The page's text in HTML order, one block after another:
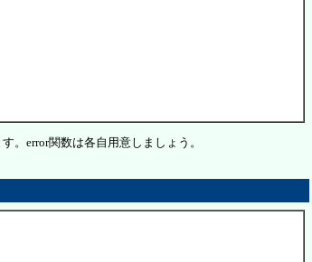
error関数は各自用意しましょう。